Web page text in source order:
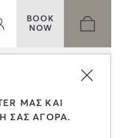
BOOK
NOW
ΜΑΣ ΚΑΙ
ΣΑΣ ΑΓΟΡΑ.